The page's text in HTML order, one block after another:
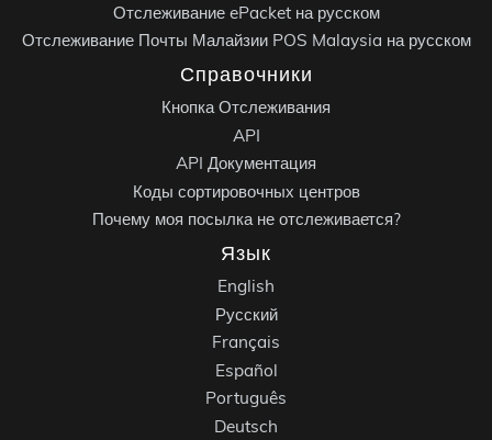
Отслеживание ePacket на русском
Отслеживание Почты Малайзии POS Malaysia на русском
Справочники
Кнопка Отслеживания
API
API Документация
Коды сортировочных центров
Почему моя посылка не отслеживается?
Язык
English
Русский
Français
Español
Português
Deutsch